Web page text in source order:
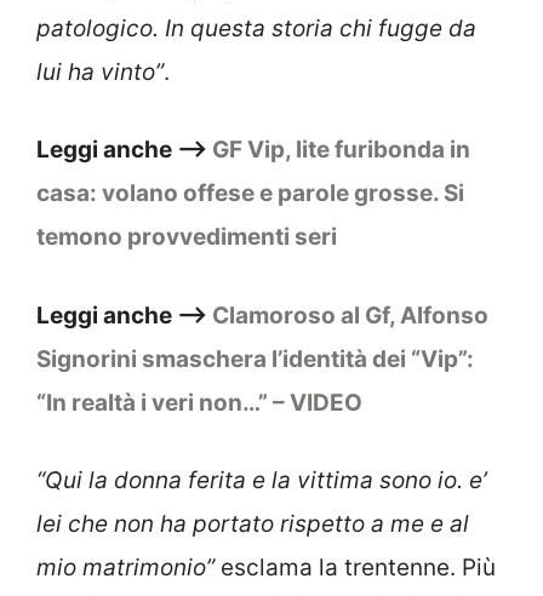
patologico. In questa storia chi fugge da
lui ha vinto”.
Leggi anche –> GF Vip, lite furibonda in
casa: volano offese e parole grosse. Si
temono provvedimenti seri
Leggi anche –> Clamoroso al Gf, Alfonso
Signorini smaschera l’identità dei “Vip”:
“In realtà i veri non…” – VIDEO
“Qui la donna ferita e la vittima sono io. e’
lei che non ha portato rispetto a me e al
mio matrimonio”esclama la trentenne. Più